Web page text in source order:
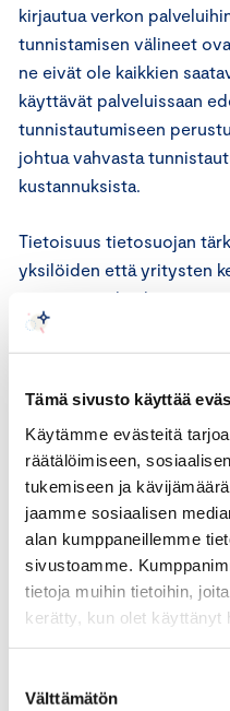
Tämä sivusto käyttää
Käytämme evästeitä
räätälöimiseen,
tukemiseen ja
jaamme sosiaalisen
alan kumppaneillemme
sivustoamme.
tietoja muihin tietoihin,
kerätty, kun olet käyttänyt
valinta
Välttämätön
kirjautua verkon
tunnistamisen välineet
ne eivät ole kaikkien
käyttävät palveluissaan
tunnistautumiseen
johtua vahvasta
kustannuksista.
Tietoisuus tietosuojan
yksilöiden että yritysten
uutisointi ja konkreettiset
kyberhyökkäykset ovat
vahvan tunnistautumisen
tunnistautumisen käyttöä
palveluissa. Voi olettaa,
ja riittävän
henkilöllisyyden ja
myös tulevaisuudessa
Pidämme arviomuistion
digitaalisen
jatkokehittämistä ja -työtä.